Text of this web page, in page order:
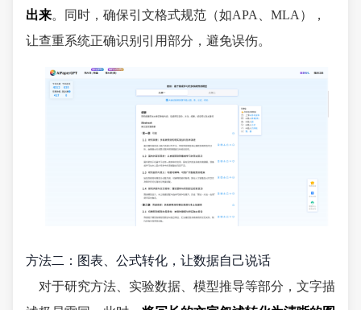
出来。同时，确保引文格式规范（如APA、MLA），
让查重系统正确识别引用部分，避免误伤。
方法二：图表、公式转化，让数据自己说话
对于研究方法、实验数据、模型推导等部分，文字描